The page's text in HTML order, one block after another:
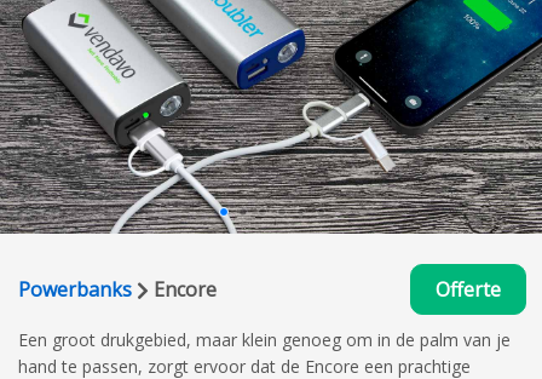
Powerbanks Encore Offerte
Een groot drukgebied, maar klein genoeg om in de palm van je
hand te passen, zorgt ervoor dat de Encore een prachtige